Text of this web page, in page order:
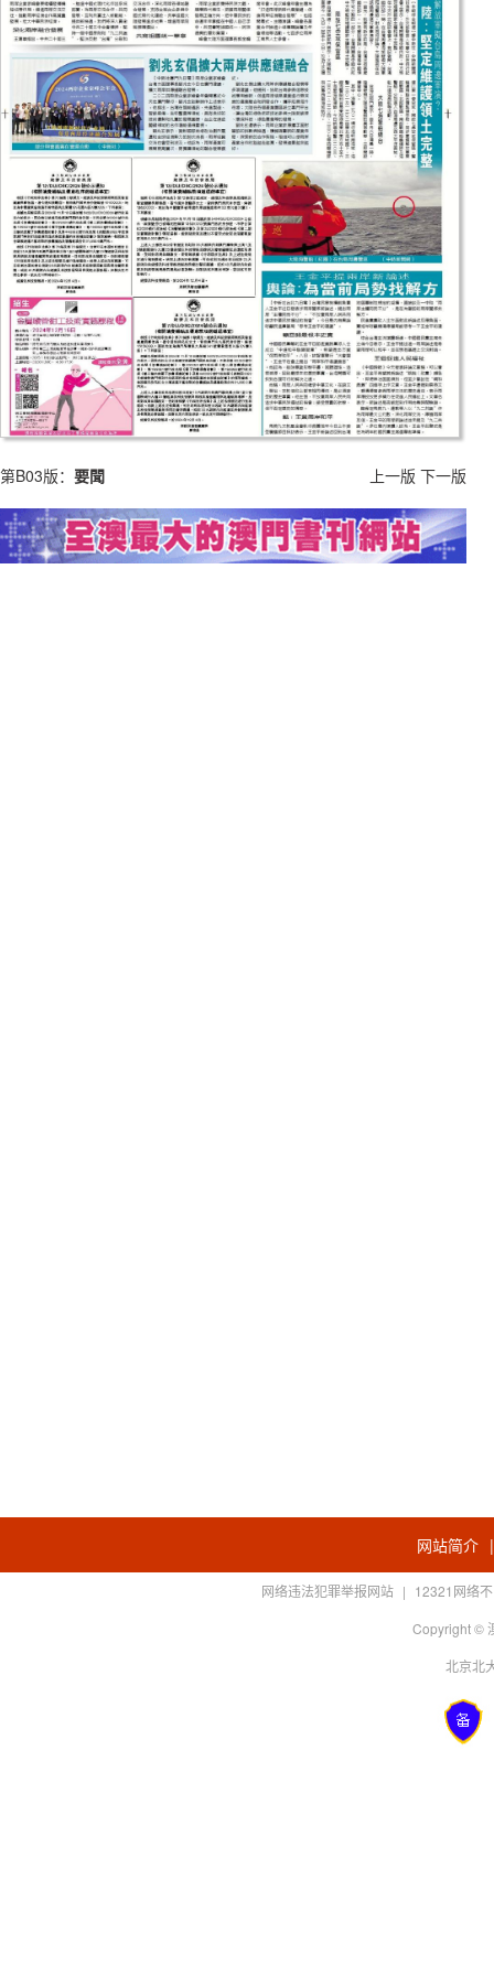
第B03版： 要聞 上一版 下一版
网站简介
网络违法犯罪举报网站 | 12321网络
Copyright ©
北京北